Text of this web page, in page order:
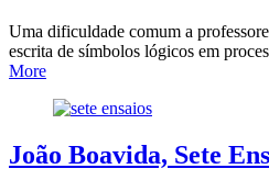
Uma dificuldade comum a
escrita de símbolos lógicos em
More
João Boavida, Sete